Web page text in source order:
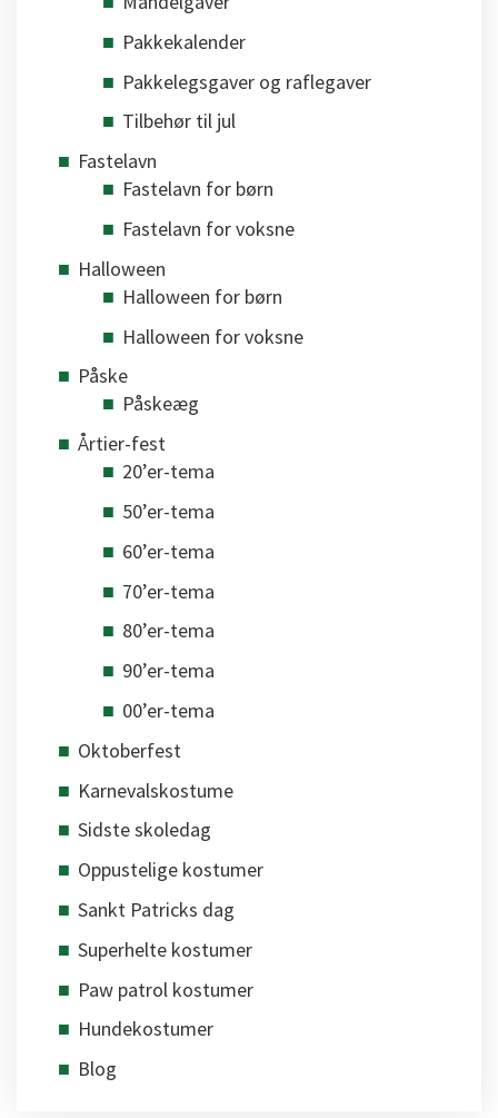
Pakkekalender
Pakkelegsgaver og raflegaver
Tilbehør til jul
Fastelavn
Fastelavn for børn
Fastelavn for voksne
Halloween
Halloween for børn
Halloween for voksne
Påske
Påskeæg
Årtier-fest
20’er-tema
50’er-tema
60’er-tema
70’er-tema
80’er-tema
90’er-tema
00’er-tema
Oktoberfest
Karnevalskostume
Sidste skoledag
Oppustelige kostumer
Sankt Patricks dag
Superhelte kostumer
Paw patrol kostumer
Hundekostumer
Blog